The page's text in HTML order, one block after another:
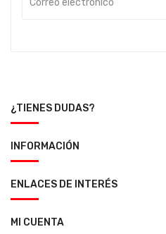
¿TIENES DUDAS?
INFORMACIÓN
ENLACES DE INTERÉS
MI CUENTA